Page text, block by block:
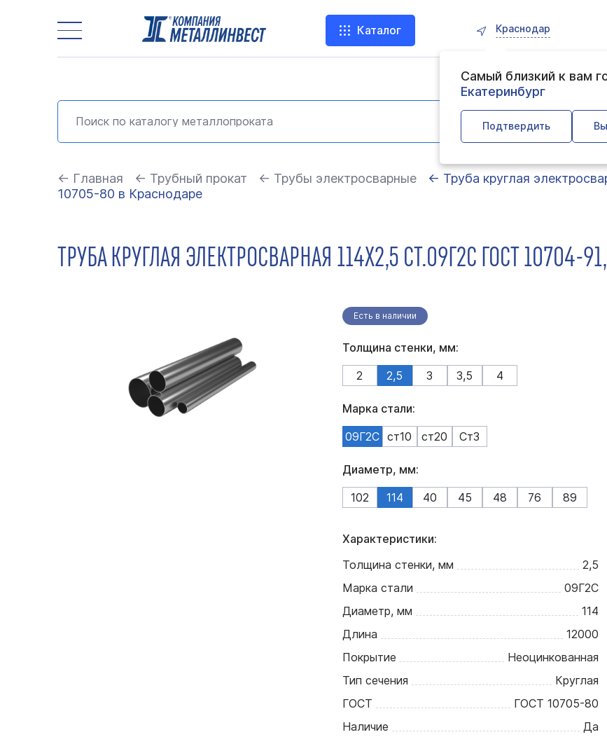
Каталог Краснодар
Самый близкий к вам
Екатеринбург
Подтвердить
← Главная ← Трубный прокат ← Трубы электросварные
← Труба круглая
10705-80 в Краснодаре
ТРУБА КРУГЛАЯ ЭЛЕКТРОСВАРНАЯ 114Х2,5 СТ.09Г2С ГОСТ 10704-
Есть в наличии
Толщина стенки, мм:
2
2,5 3 3,5 4
Марка стали:
09Г2С ст10 ст20 Ст3
Диаметр, мм:
102
114 40 45 48 76 89
Характеристики:
Толщина стенки, мм
2,5
Марка стали
09Г2С
Диаметр, мм
114
Длина
12000
Покрытие
Неоцинкованная
Тип сечения
Круглая
ГОСТ
ГОСТ 10705-80
Наличие
Да